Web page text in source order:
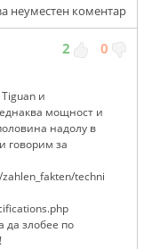
неуместен коментар
2 0
и
мощност и
надолу в
говорим за
techni
да злобее по